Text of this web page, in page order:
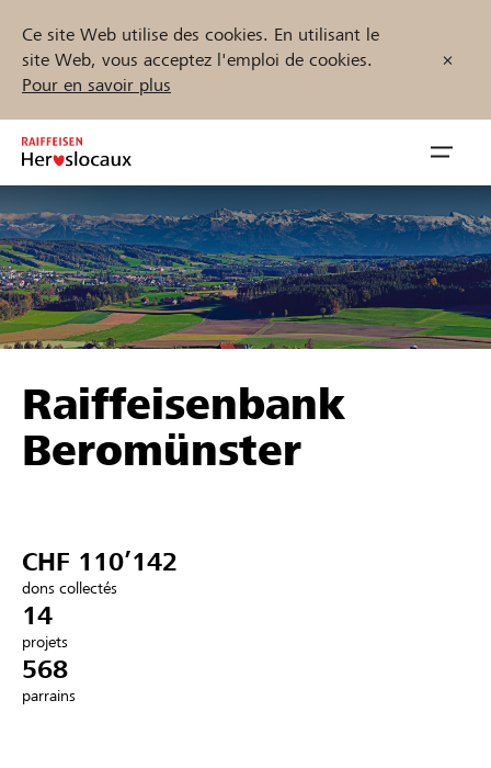
Ce site Web utilise des cookies. En utilisant le
site Web, vous acceptez l'emploi de cookies.
Pour en savoir plus
Inhalt
springen
öffnen
Parrainer
Soutien & assistance
Se connecter
Trouvez des projets et des organisations
Démarrez maintenant
Raiffeisenbank
Beromünster
CHF 110’142
dons collectés
14
projets
568
parrains